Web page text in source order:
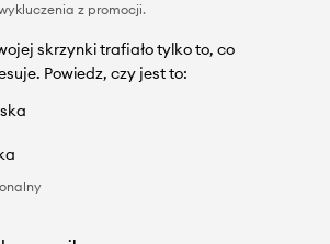
z promocji.
skrzynki trafiało tylko to, co
Powiedz, czy jest to: